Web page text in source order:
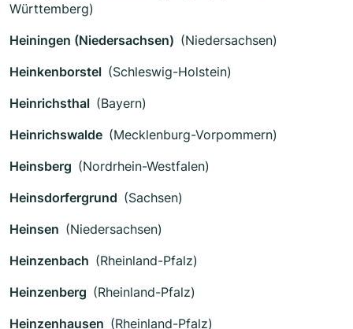
Württemberg)
Heiningen (Niedersachsen) (Niedersachsen)
Heinkenborstel (Schleswig-Holstein)
Heinrichsthal (Bayern)
Heinrichswalde (Mecklenburg-Vorpommern)
Heinsberg (Nordrhein-Westfalen)
Heinsdorfergrund (Sachsen)
Heinsen (Niedersachsen)
Heinzenbach (Rheinland-Pfalz)
Heinzenberg (Rheinland-Pfalz)
Heinzenhausen (Rheinland-Pfalz)